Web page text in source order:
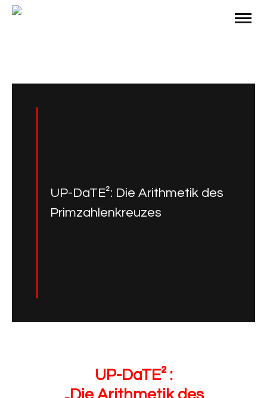
UP-DaTE²: Die Arithmetik des
Primzahlenkreuzes
UP-DaTE² :